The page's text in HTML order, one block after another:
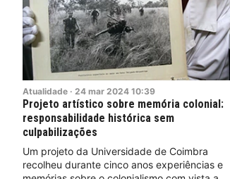
Atualidade · 24 mar 2024 10:39
Projeto artístico sobre memória colonial:
responsabilidade histórica sem
culpabilizações
Um projeto da Universidade de Coimbra
recolheu durante cinco anos experiências e